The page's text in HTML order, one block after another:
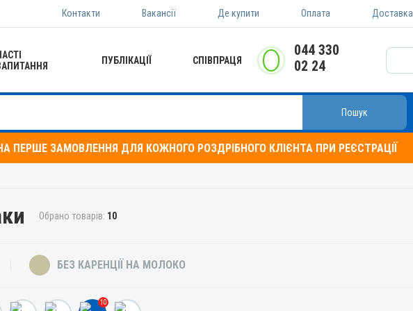
Контакти Вакансії Де купити Оплата Доставка
ПУБЛІКАЦІЇ СПІВПРАЦЯ
044 330
02 24
Пошук
ПЕРШЕ ЗАМОВЛЕННЯ ДЛЯ КОЖНОГО РОЗДРІБНОГО КЛІЄНТА ПРИ РЕЄСТРАЦІЇ
Обрано товарів: 10
БЕЗ КАРЕНЦІЇ НА МОЛОКО
10